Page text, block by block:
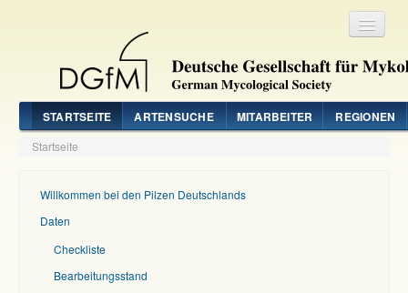
STARTSEITE ARTENSUCHE MITARBEITER REGIONEN
Startseite
Willkommen bei den Pilzen Deutschlands
Daten
Checkliste
Bearbeitungsstand